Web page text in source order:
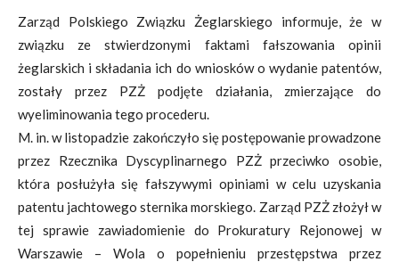
Zarząd Polskiego Związku Żeglarskiego informuje, że w
związku ze stwierdzonymi faktami fałszowania opinii
żeglarskich i składania ich do wniosków o wydanie patentów,
zostały przez PZŻ podjęte działania, zmierzające do
wyeliminowania tego procederu.
M. in. w listopadzie zakończyło się postępowanie prowadzone
przez Rzecznika Dyscyplinarnego PZŻ przeciwko osobie,
która posłużyła się fałszywymi opiniami w celu uzyskania
patentu jachtowego sternika morskiego. Zarząd PZŻ złożył w
tej sprawie zawiadomienie do Prokuratury Rejonowej w
Warszawie – Wola o popełnieniu przestępstwa przez